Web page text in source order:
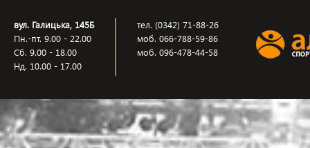
вул. Галицька, 145Б
Пн.-пт. 9.00 - 22.00
Сб. 9.00 - 18.00
Нд. 10.00 - 17.00
тел. (0342) 71-88-26
моб. 066-788-59-86
моб. 096-478-44-58